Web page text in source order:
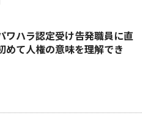
ワハラ認定受け告発職員に直
て人権の意味を理解でき